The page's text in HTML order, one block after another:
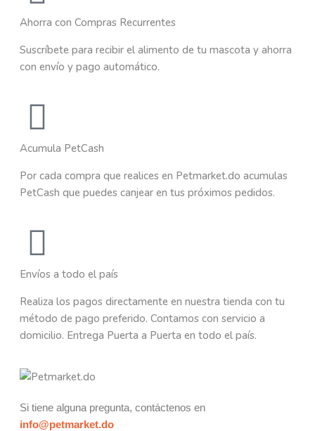
Ahorra con Compras Recurrentes
Suscríbete para recibir el alimento de tu mascota y ahorra
con envío y pago automático.
Acumula PetCash
Por cada compra que realices en Petmarket.do acumulas
PetCash que puedes canjear en tus próximos pedidos.
Envíos a todo el país
Realiza los pagos directamente en nuestra tienda con tu
método de pago preferido. Contamos con servicio a
domicilio. Entrega Puerta a Puerta en todo el país.
Si tiene alguna pregunta, contáctenos en
info@petmarket.do